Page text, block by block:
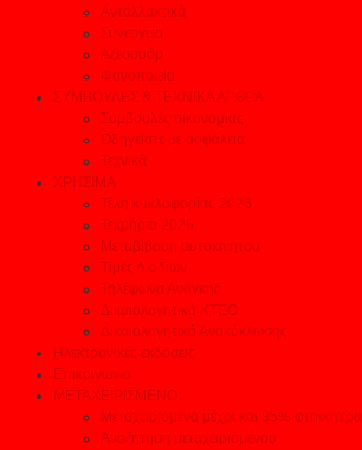
Ανταλλακτικά
Συνεργεία
Αξεσουάρ
Φανοποιεία
ΣΥΜΒΟΥΛΕΣ & ΤΕΧΝΙΚΑ ΑΡΘΡΑ
Συμβουλές οικονομίας
Οδηγείστε με ασφάλεια
Τεχνικά
ΧΡΗΣΙΜΑ
Τέλη κυκλοφορίας 2026
Τεκμήρια 2026
Μεταβίβαση αυτοκινήτου
Τιμές Διοδίων
Τηλέφωνα Ανάγκης
Δικαιολογητικά ΚΤΕΟ
Δικαιολογητικά Ανακύκλωσης
Ηλεκτρονικές εκδόσεις
Επικοινωνία
ΜΕΤΑΧΕΙΡΙΣΜΕΝΟ
Μεταχειρισμένα μέχρι και 35% φτηνότερα
Αναζήτηση μεταχειρισμένου